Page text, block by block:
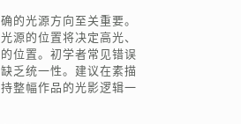
的光源方向至关重要。
源的位置将决定高光、
位置。初学者常见错误
乏统一性。建议在素描
整幅作品的光影逻辑一